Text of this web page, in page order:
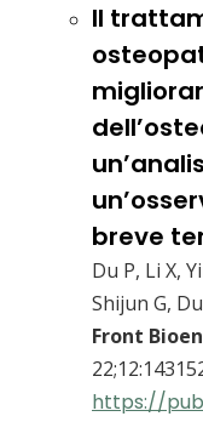
Il
breve
Du P, Li X,
Shijun G,
Front
https://